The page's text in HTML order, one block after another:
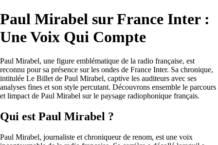
Paul Mirabel sur France Inter :
Une Voix Qui Compte
Paul Mirabel, une figure emblématique de la radio française, est
reconnu pour sa présence sur les ondes de France Inter. Sa chronique,
intitulée Le Billet de Paul Mirabel, captive les auditeurs avec ses
analyses fines et son style percutant. Découvrons ensemble le parcours
et limpact de Paul Mirabel sur le paysage radiophonique français.
Qui est Paul Mirabel ?
Paul Mirabel, journaliste et chroniqueur de renom, est une voix